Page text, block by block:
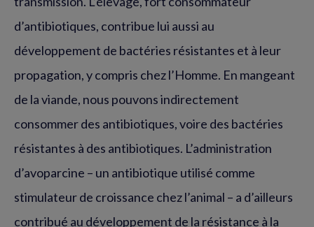
d’antibiotiques, contribue lui aussi au
développement de bactéries résistantes et à leur
propagation, y compris chez l’Homme. En mangeant
de la viande, nous pouvons indirectement
consommer des antibiotiques, voire des bactéries
résistantes à des antibiotiques. L’administration
d’avoparcine – un antibiotique utilisé comme
stimulateur de croissance chez l’animal – a d’ailleurs
contribué au développement de la résistance à la